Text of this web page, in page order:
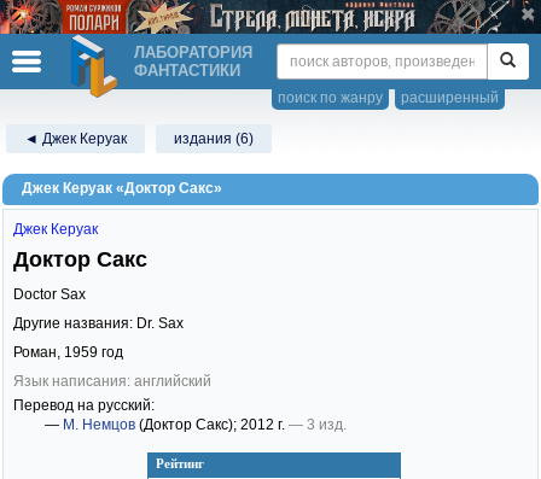
ЛАБОРАТОРИЯ
ФАНТАСТИКИ
расширенный
поиск по жанру
◄ Джек Керуак издания (6)
Джек Керуак «Доктор Сакс»
Рейтинг
Джек Керуак
Доктор Сакс
Doctor Sax
Другие названия: Dr. Sax
Роман, 1959 год
Язык написания: английский
Перевод на русский:
— М. Немцов (Доктор Сакс); 2012 г. — 3 изд.